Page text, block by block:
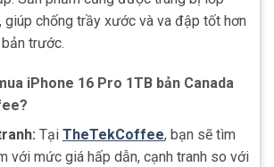
, giúp chống trầy xước và va đập tốt hơn
trước.
iPhone 16 Pro 1TB bản Canada
Tại TheTekCoffee, bạn sẽ tìm
với mức giá hấp dẫn, cạnh tranh so với